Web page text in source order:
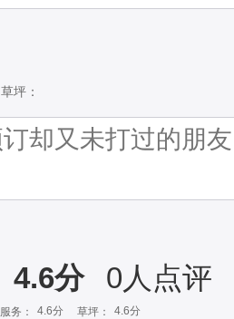
草坪：
4.6分 0人点评
服务： 4.6分 草坪： 4.6分